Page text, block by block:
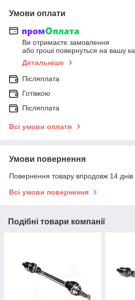
Умови оплати
Ви отримаєте замовлення
або гроші повернуться на вашу
Детальніше
Післяплата
Готівкою
Післяплата
Всі умови оплати
Умови повернення
Повернення товару впродовж 14 днів
Всі умови повернення
Подібні товари компанії